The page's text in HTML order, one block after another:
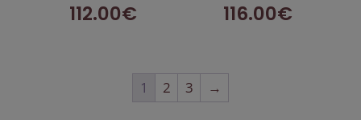
112.00€ 116.00€
1 2 3 →